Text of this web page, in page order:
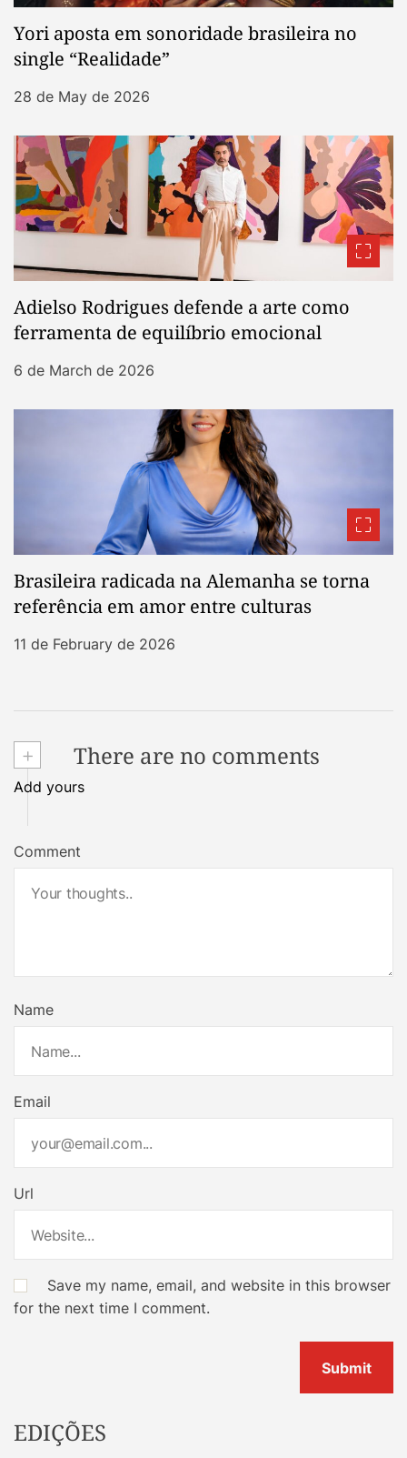
Yori aposta em sonoridade brasileira no
single “Realidade”
28 de May de 2026
Adielso Rodrigues defende a arte como
ferramenta de equilíbrio emocional
6 de March de 2026
Brasileira radicada na Alemanha se torna
referência em amor entre culturas
11 de February de 2026
+ There are no comments
Add yours
Comment
Name
Email
Url
Save my name, email, and website in this browser
for the next time I comment.
EDIÇÕES